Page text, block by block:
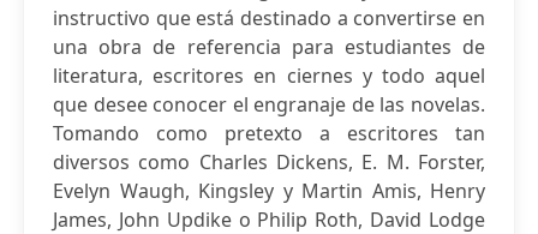
instructivo que está destinado a convertirse en
una obra de referencia para estudiantes de
literatura, escritores en ciernes y todo aquel
que desee conocer el engranaje de las novelas.
Tomando como pretexto a escritores tan
diversos como Charles Dickens, E. M. Forster,
Evelyn Waugh, Kingsley y Martin Amis, Henry
James, John Updike o Philip Roth, David Lodge